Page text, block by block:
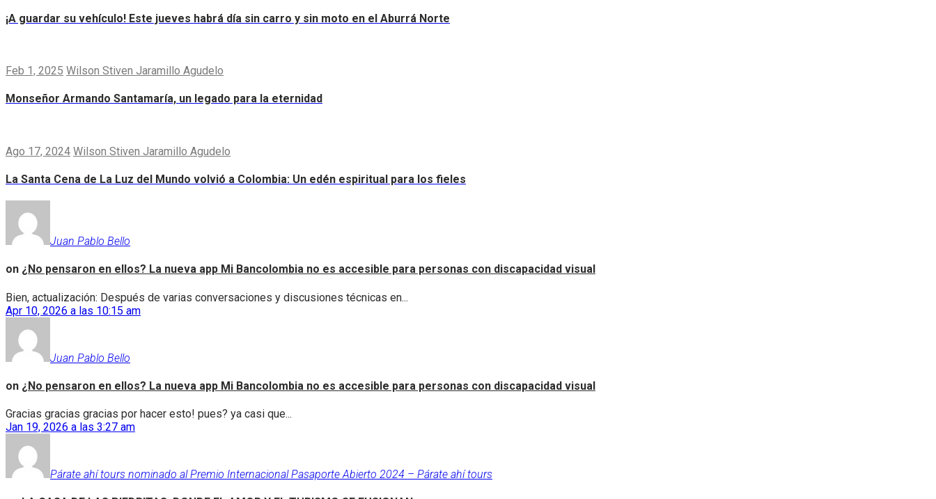
¡A guardar su vehículo! Este jueves habrá día sin carro y sin moto en el Aburrá Norte
Feb 1, 2025 Wilson Stiven Jaramillo Agudelo
Monseñor Armando Santamaría, un legado para la eternidad
Ago 17, 2024 Wilson Stiven Jaramillo Agudelo
La Santa Cena de La Luz del Mundo volvió a Colombia: Un edén espiritual para los fieles
Juan Pablo Bello
on ¿No pensaron en ellos? La nueva app Mi Bancolombia no es accesible para personas con discapacidad visual
Bien, actualización: Después de varias conversaciones y discusiones técnicas en...
Apr 10, 2026 a las 10:15 am
Juan Pablo Bello
on ¿No pensaron en ellos? La nueva app Mi Bancolombia no es accesible para personas con discapacidad visual
Gracias gracias gracias por hacer esto! pues? ya casi que...
Jan 19, 2026 a las 3:27 am
Párate ahí tours nominado al Premio Internacional Pasaporte Abierto 2024 – Párate ahí tours